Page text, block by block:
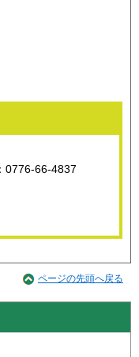
0776-66-4837
ページの先頭へ戻る